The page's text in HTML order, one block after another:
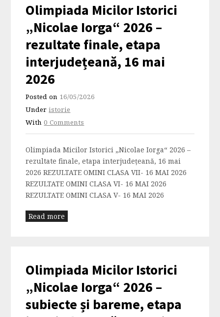
Olimpiada Micilor Istorici
„Nicolae Iorga“ 2026 –
rezultate finale, etapa
interjudețeană, 16 mai
2026
Posted on 16/05/2026
Underistorie
With0 Comments
Olimpiada Micilor Istorici „Nicolae Iorga“ 2026 –
rezultate finale, etapa interjudețeană, 16 mai
2026 REZULTATE OMINI CLASA VII- 16 MAI 2026
REZULTATE OMINI CLASA VI- 16 MAI 2026
REZULTATE OMINI CLASA V- 16 MAI 2026
Read more
Olimpiada Micilor Istorici
„Nicolae Iorga“ 2026 –
subiecte și bareme, etapa